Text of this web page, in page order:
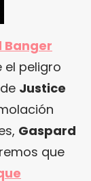
Banger
el peligro
Justice
Gaspard
que